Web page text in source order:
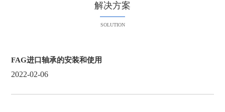
解决方案
SOLUTION
FAG进口轴承的安装和使用
2022-02-06